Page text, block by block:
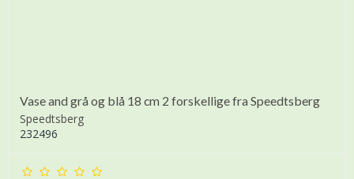
Vase and grå og blå 18 cm 2 forskellige fra Speedtsberg
Speedtsberg
232496